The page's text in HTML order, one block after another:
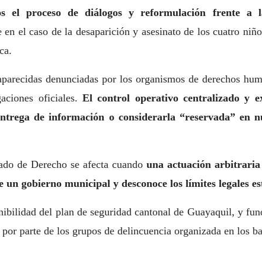
el proceso de diálogos y reformulación frente
el caso de la desaparición y asesinato de los cuatro
denunciadas por los organismos de derechos
oficiales. El control operativo centralizado y
de información o considerarla “reservada” en
de Derecho se afecta cuandouna actuación
un gobierno municipal y desconoce los límites legales
del plan de seguridad cantonal de Guayaquil, y
parte de los grupos de delincuencia organizada en los